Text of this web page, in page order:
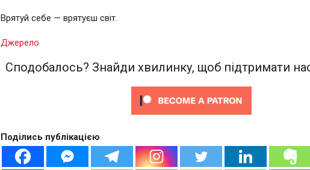
Врятуй себе — врятуєш світ.
Джерело
Сподобалось? Знайди хвилинку, щоб підтримати
Поділись публікацією